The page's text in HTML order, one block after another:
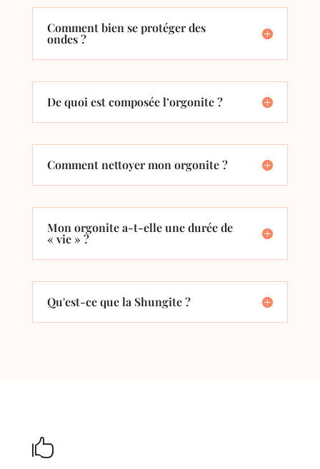
Comment bien se protéger des
ondes ?
De quoi est composée l’orgonite ?
Comment nettoyer mon orgonite ?
Mon orgonite a-t-elle une durée de
« vie » ?
Qu'est-ce que la Shungite ?
